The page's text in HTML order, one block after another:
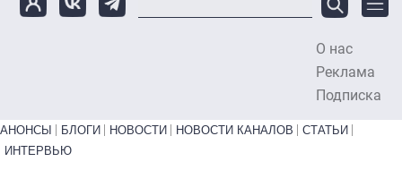
О нас
Реклама
Подписка
Primary links bottom
АНОНСЫ БЛОГИ НОВОСТИ НОВОСТИ КАНАЛОВ
СТАТЬИ
ИНТЕРВЬЮ